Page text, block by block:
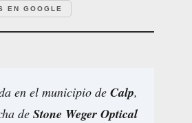
EN GOOGLE
en el municipio de Calp,
de Stone Weger Optical